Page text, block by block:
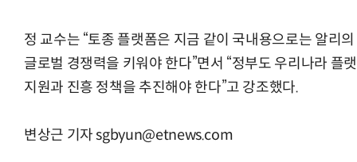
정 교수는 “토종 플랫폼은 지금 같이 국내용으로는 알리
글로벌 경쟁력을 키워야 한다”면서 “정부도 우리나라 플
지원과 진흥 정책을 추진해야 한다”고 강조했다.
변상근 기자 sgbyun@etnews.com